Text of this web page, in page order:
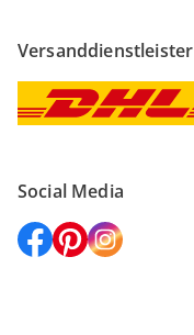
Versanddienstleister
Social Media